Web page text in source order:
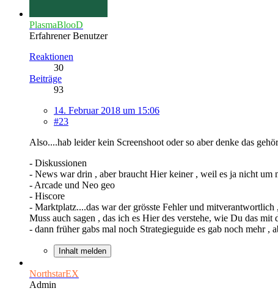
PlasmaBlooD
Erfahrener Benutzer
Reaktionen
30
Beiträge
93
14. Februar 2018 um 15:06
#23
Also....hab leider kein Screenshoot oder so aber denke das
- Diskussionen
- News war drin , aber braucht Hier keiner , weil es ja nicht um
- Arcade und Neo geo
- Hiscore
- Marktplatz....das war der grösste Fehler und
Muss auch sagen , das ich es Hier des verstehe, wie Du das mit
- dann früher gabs mal noch Strategieguide es gab noch mehr ,
Inhalt melden
NorthstarEX
Admin